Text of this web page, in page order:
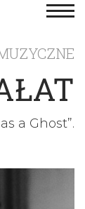
a Ghost”.